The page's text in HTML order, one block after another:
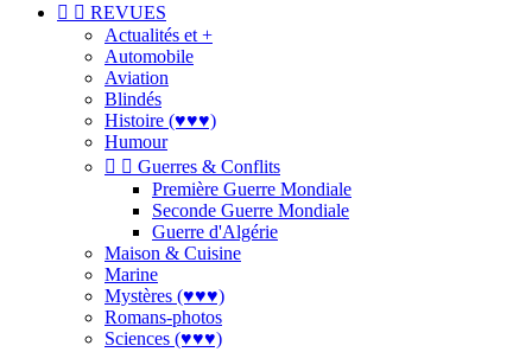
  REVUES
Actualités et +
Automobile
Aviation
Blindés
Histoire (♥♥♥)
Humour
  Guerres & Conflits
Première Guerre Mondiale
Seconde Guerre Mondiale
Guerre d'Algérie
Maison & Cuisine
Marine
Mystères (♥♥♥)
Romans-photos
Sciences (♥♥♥)